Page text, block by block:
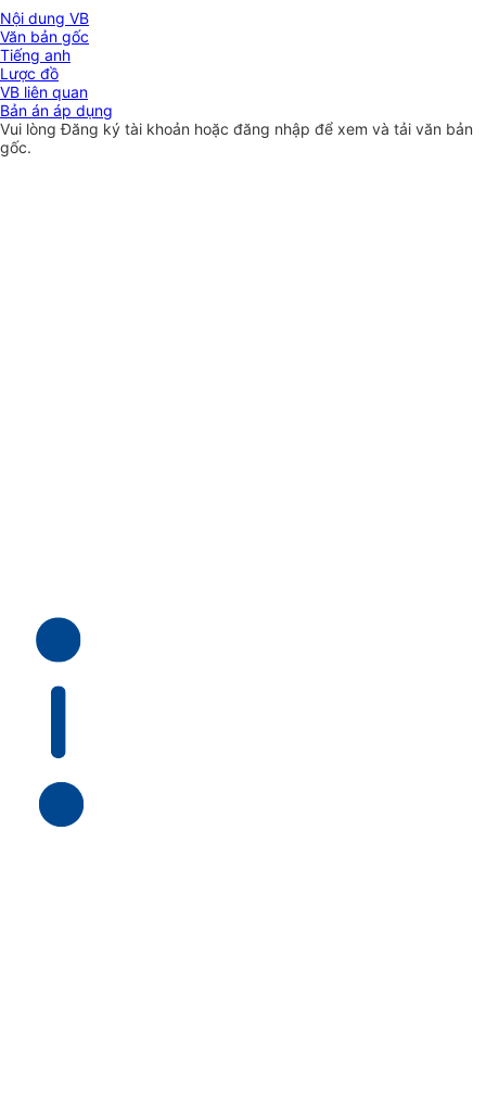
Nội dung VB
Văn bản gốc
Tiếng anh
Lược đồ
VB liên quan
Bản án áp dụng
Vui lòngĐăng ký tài khoản hoặc đăng nhập để xem và tải văn bản
gốc.